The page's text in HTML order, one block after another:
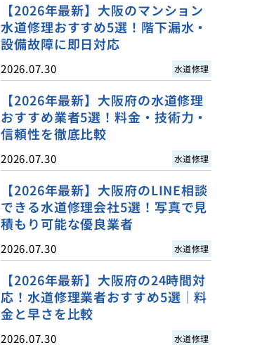
【2026年最新】大阪のマンション
水道修理おすすめ5選！階下漏水・
設備故障に即日対応
2026.07.30 水道修理
【2026年最新】大阪府の水道修理
おすすめ業者5選！料金・技術力・
信頼性を徹底比較
2026.07.30 水道修理
【2026年最新】大阪府のLINE相談
できる水道修理会社5選！写真で見
積もり可能な優良業者
2026.07.30 水道修理
【2026年最新】大阪府の24時間対
応！水道修理業者おすすめ5選｜料
金と早さを比較
2026.07.30 水道修理